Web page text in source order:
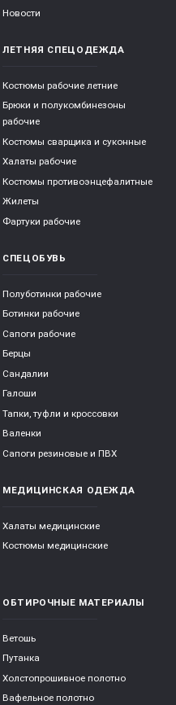
Новости
ЛЕТНЯЯ СПЕЦОДЕЖДА
Костюмы рабочие летние
Брюки и полукомбинезоны
рабочие
Костюмы сварщика и суконные
Халаты рабочие
Костюмы противоэнцефалитные
Жилеты
Фартуки рабочие
СПЕЦОБУВЬ
Полуботинки рабочие
Ботинки рабочие
Сапоги рабочие
Берцы
Сандалии
Галоши
Тапки, туфли и кроссовки
Валенки
Сапоги резиновые и ПВХ
МЕДИЦИНСКАЯ ОДЕЖДА
Халаты медицинские
Костюмы медицинские
ОБТИРОЧНЫЕ МАТЕРИАЛЫ
Ветошь
Путанка
Холстопрошивное полотно
Вафельное полотно